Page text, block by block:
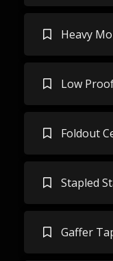
Heavy
Low
Foldout
Stapled
Gaffer